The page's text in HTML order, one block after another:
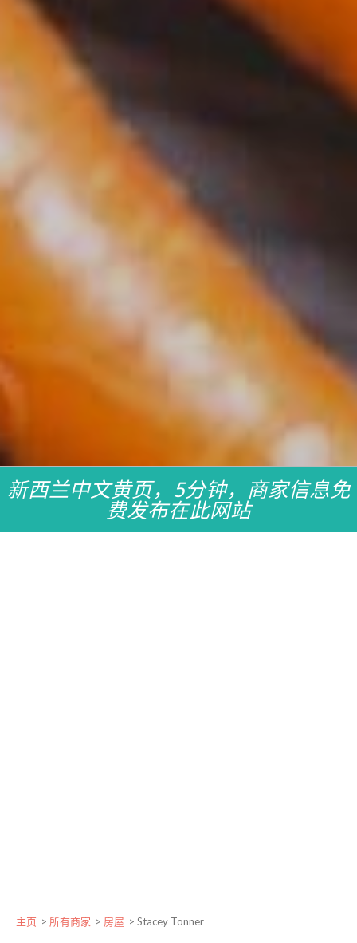
新西兰中文黄页，5分钟，商家信息免
费发布在此网站
主页 > 所有商家 > 房屋 > Stacey Tonner